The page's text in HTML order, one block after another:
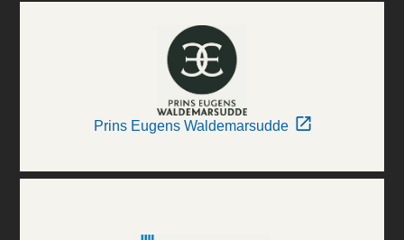
Prins Eugens Waldemarsudde